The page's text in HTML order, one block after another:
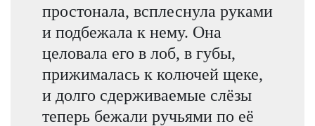
простонала, всплеснула руками
и подбежала к нему. Она
целовала его в лоб, в губы,
прижималась к колючей щеке,
и долго сдерживаемые слёзы
теперь бежали ручьями по её